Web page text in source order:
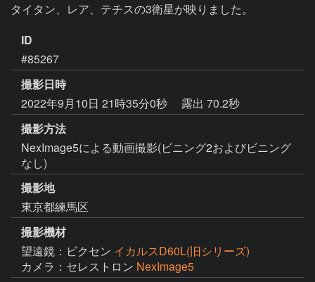
タイタン、レア、テチスの3衛星が映りました。
ID
#85267
撮影日時
2022年9月10日 21時35分0秒
露出 70.2秒
撮影方法
NexImage5による動画撮影(ビニング2およびビニング
なし)
撮影地
東京都練馬区
撮影機材
望遠鏡：ビクセン イカルスD60L(旧シリーズ)
カメラ：セレストロン NexImage5